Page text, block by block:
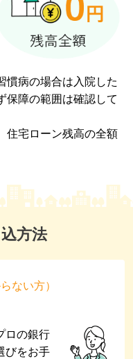
慣病の場合は入院した
保障の範囲は確認して
住宅ローン残高の全額
方法
ない方）
ロの銀行
びをお手